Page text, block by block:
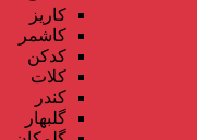
کاریز
کاشمر
کدکن
کلات
کندر
گلبهار